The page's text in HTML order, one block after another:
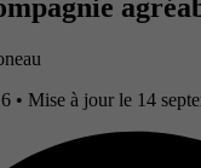
• Mise à jour le 14